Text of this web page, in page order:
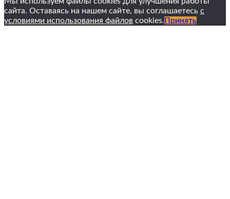
сайта. Оставаясь на нашем сайте, вы соглашаетесь с
условиями использования файлов cookies. Принять